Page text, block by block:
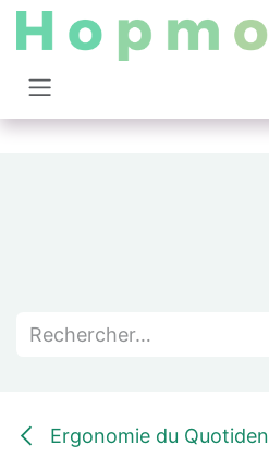
Se rendre au contenu
Ergonomie du Quotiden